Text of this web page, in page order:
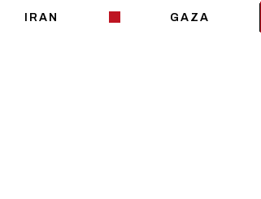
IRAN GAZA